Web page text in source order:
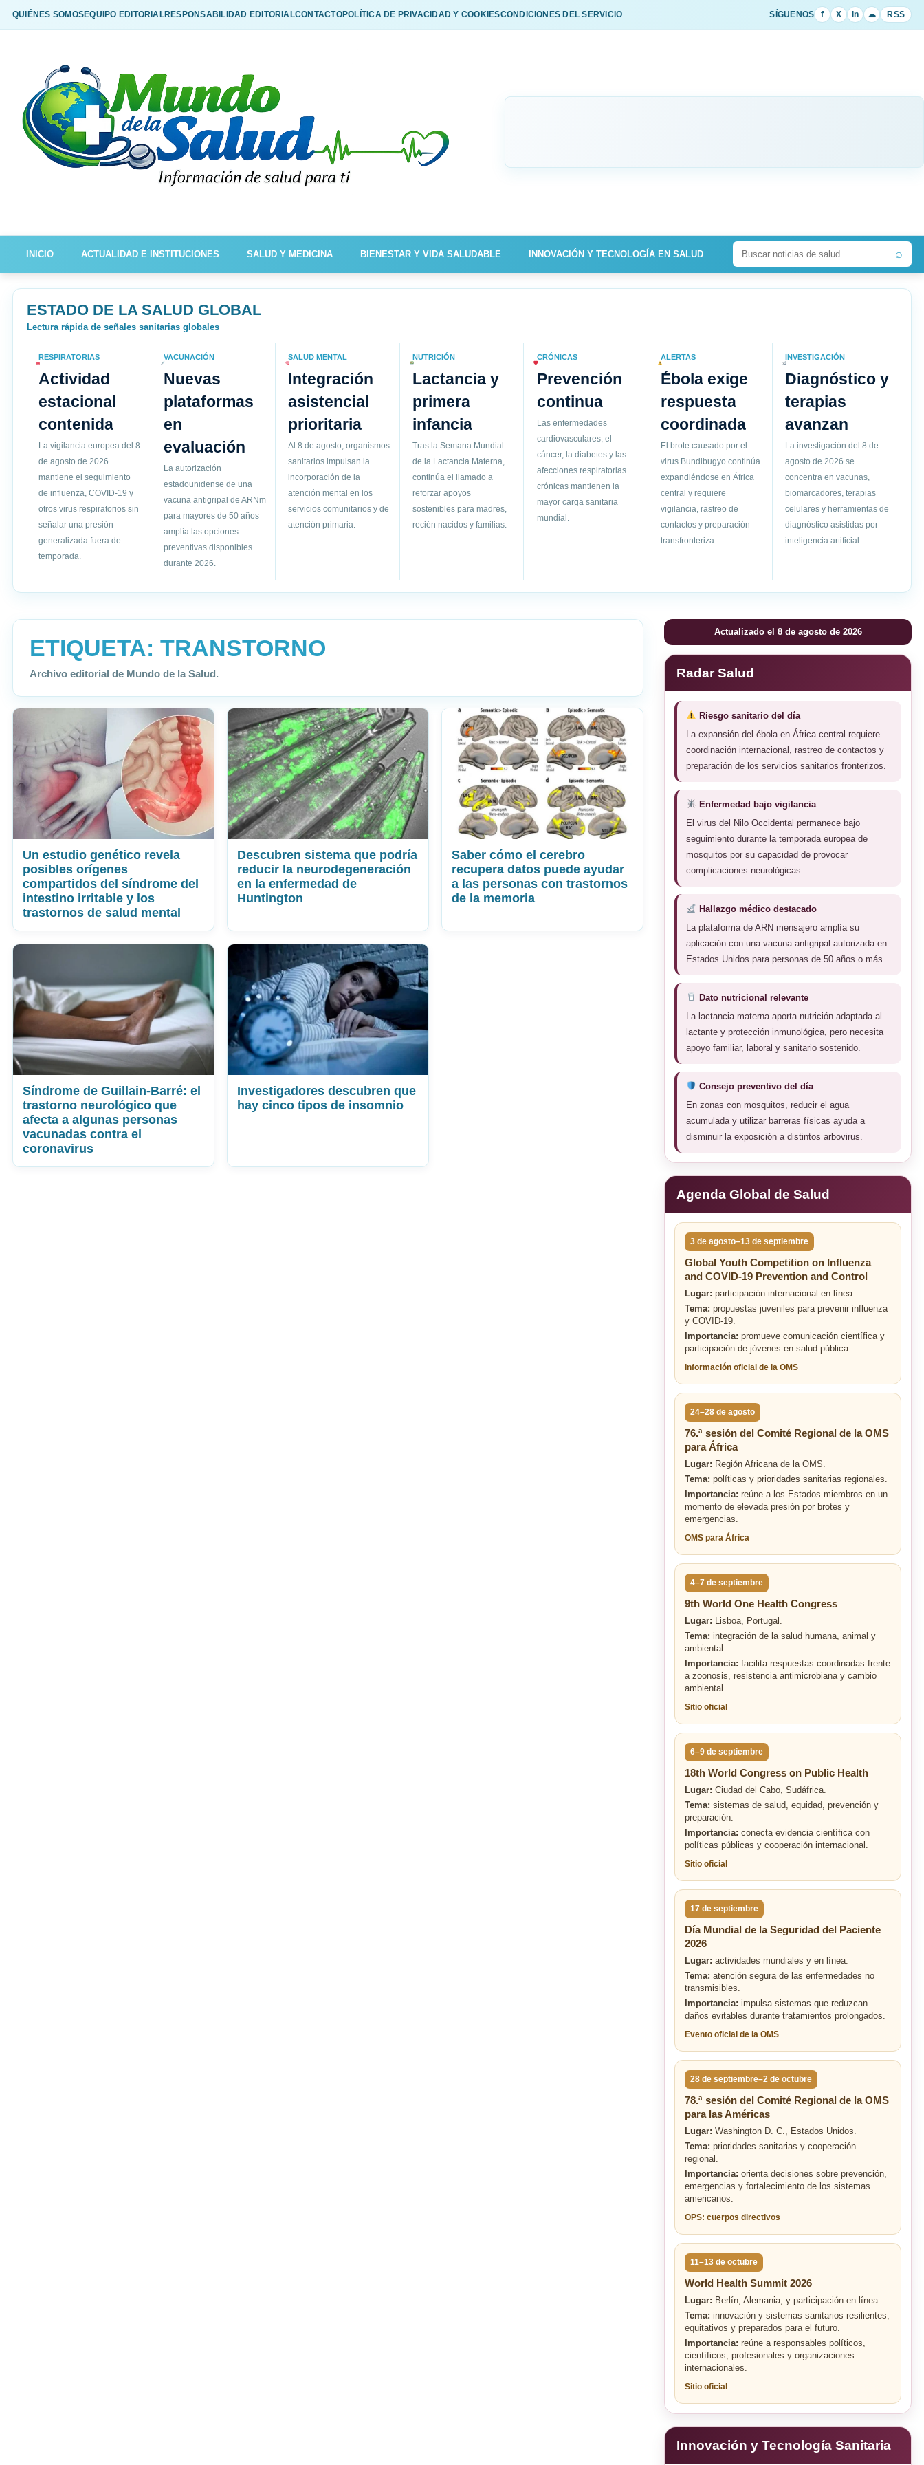
QUIÉNES SOMOSEQUIPO EDITORIALRESPONSABILIDAD EDITORIALCONTACTOPOLÍTICA DE PRIVACIDAD Y COOKIESCONDICIONES DEL SERVICIO SÍGUENOS f X in ☁ RSS
INICIO ACTUALIDAD E INSTITUCIONES SALUD Y MEDICINA BIENESTAR Y VIDA SALUDABLE INNOVACIÓN Y TECNOLOGÍA EN SALUD ⌕
ESTADO DE LA SALUD GLOBAL
Lectura rápida de señales sanitarias globales
RESPIRATORIAS
Actividad
estacional
contenida
La vigilancia europea del 8
de agosto de 2026
mantiene el seguimiento
de influenza, COVID-19 y
otros virus respiratorios sin
señalar una presión
generalizada fuera de
temporada.
VACUNACIÓN
Nuevas
plataformas
en
evaluación
La autorización
estadounidense de una
vacuna antigripal de ARNm
para mayores de 50 años
amplía las opciones
preventivas disponibles
durante 2026.
SALUD MENTAL
Integración
asistencial
prioritaria
Al 8 de agosto, organismos
sanitarios impulsan la
incorporación de la
atención mental en los
servicios comunitarios y de
atención primaria.
NUTRICIÓN
Lactancia y
primera
infancia
Tras la Semana Mundial
de la Lactancia Materna,
continúa el llamado a
reforzar apoyos
sostenibles para madres,
recién nacidos y familias.
CRÓNICAS
Prevención
continua
Las enfermedades
cardiovasculares, el
cáncer, la diabetes y las
afecciones respiratorias
crónicas mantienen la
mayor carga sanitaria
mundial.
ALERTAS
Ébola exige
respuesta
coordinada
El brote causado por el
virus Bundibugyo continúa
expandiéndose en África
central y requiere
vigilancia, rastreo de
contactos y preparación
transfronteriza.
INVESTIGACIÓN
Diagnóstico y
terapias
avanzan
La investigación del 8 de
agosto de 2026 se
concentra en vacunas,
biomarcadores, terapias
celulares y herramientas de
diagnóstico asistidas por
inteligencia artificial.
ETIQUETA: TRANSTORNO
Archivo editorial de Mundo de la Salud.
Un estudio genético revela
posibles orígenes
compartidos del síndrome del
intestino irritable y los
trastornos de salud mental
Descubren sistema que podría
reducir la neurodegeneración
en la enfermedad de
Huntington
Saber cómo el cerebro
recupera datos puede ayudar
a las personas con trastornos
de la memoria
Síndrome de Guillain-Barré: el
trastorno neurológico que
afecta a algunas personas
vacunadas contra el
coronavirus
Investigadores descubren que
hay cinco tipos de insomnio
Actualizado el 8 de agosto de 2026
Radar Salud
Riesgo sanitario del día
La expansión del ébola en África central requiere
coordinación internacional, rastreo de contactos y
preparación de los servicios sanitarios fronterizos.
Enfermedad bajo vigilancia
El virus del Nilo Occidental permanece bajo
seguimiento durante la temporada europea de
mosquitos por su capacidad de provocar
complicaciones neurológicas.
Hallazgo médico destacado
La plataforma de ARN mensajero amplía su
aplicación con una vacuna antigripal autorizada en
Estados Unidos para personas de 50 años o más.
Dato nutricional relevante
La lactancia materna aporta nutrición adaptada al
lactante y protección inmunológica, pero necesita
apoyo familiar, laboral y sanitario sostenido.
Consejo preventivo del día
En zonas con mosquitos, reducir el agua
acumulada y utilizar barreras físicas ayuda a
disminuir la exposición a distintos arbovirus.
Agenda Global de Salud
3 de agosto–13 de septiembre
Global Youth Competition on Influenza
and COVID-19 Prevention and Control
Lugar: participación internacional en línea.
Tema: propuestas juveniles para prevenir influenza
y COVID-19.
Importancia: promueve comunicación científica y
participación de jóvenes en salud pública.
Información oficial de la OMS
24–28 de agosto
76.ª sesión del Comité Regional de la OMS
para África
Lugar: Región Africana de la OMS.
Tema: políticas y prioridades sanitarias regionales.
Importancia: reúne a los Estados miembros en un
momento de elevada presión por brotes y
emergencias.
OMS para África
4–7 de septiembre
9th World One Health Congress
Lugar: Lisboa, Portugal.
Tema: integración de la salud humana, animal y
ambiental.
Importancia: facilita respuestas coordinadas frente
a zoonosis, resistencia antimicrobiana y cambio
ambiental.
Sitio oficial
6–9 de septiembre
18th World Congress on Public Health
Lugar: Ciudad del Cabo, Sudáfrica.
Tema: sistemas de salud, equidad, prevención y
preparación.
Importancia: conecta evidencia científica con
políticas públicas y cooperación internacional.
Sitio oficial
17 de septiembre
Día Mundial de la Seguridad del Paciente
2026
Lugar: actividades mundiales y en línea.
Tema: atención segura de las enfermedades no
transmisibles.
Importancia: impulsa sistemas que reduzcan
daños evitables durante tratamientos prolongados.
Evento oficial de la OMS
28 de septiembre–2 de octubre
78.ª sesión del Comité Regional de la OMS
para las Américas
Lugar: Washington D. C., Estados Unidos.
Tema: prioridades sanitarias y cooperación
regional.
Importancia: orienta decisiones sobre prevención,
emergencias y fortalecimiento de los sistemas
americanos.
OPS: cuerpos directivos
11–13 de octubre
World Health Summit 2026
Lugar: Berlín, Alemania, y participación en línea.
Tema: innovación y sistemas sanitarios resilientes,
equitativos y preparados para el futuro.
Importancia: reúne a responsables políticos,
científicos, profesionales y organizaciones
internacionales.
Sitio oficial
Innovación y Tecnología Sanitaria